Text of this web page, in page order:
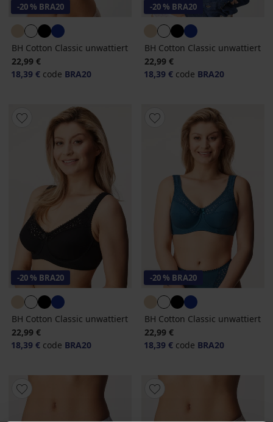
-20 % BRA20
BH Cotton Classic unwattiert
22,99 €
18,39 € code BRA20
-20 % BRA20
BH Cotton Classic unwattiert
22,99 €
18,39 € code BRA20
-20 % BRA20
BH Cotton Classic unwattiert
22,99 €
18,39 € code BRA20
-20 % BRA20
BH Cotton Classic unwattiert
22,99 €
18,39 € code BRA20